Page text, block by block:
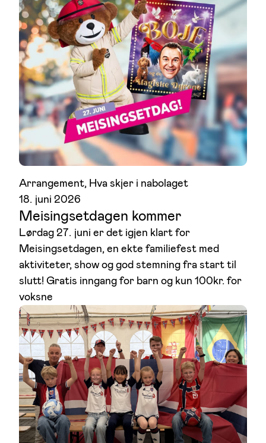
Arrangement, Hva skjer i nabolaget
18. juni 2026
Meisingsetdagen kommer
Lørdag 27. juni er det igjen klart for
Meisingsetdagen, en ekte familiefest med
aktiviteter, show og god stemning fra start til
slutt! Gratis inngang for barn og kun 100kr. for
voksne